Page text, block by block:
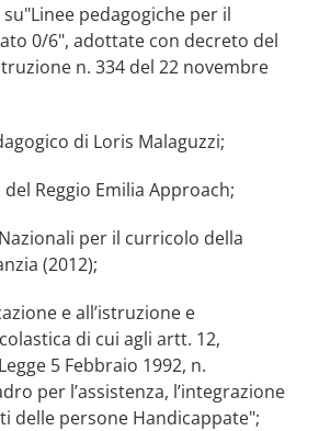
pedagogiche per il
0/6", adottate con decreto del
n. 334 del 22 novembre
di Loris Malaguzzi;
Reggio Emilia Approach;
per il curricolo della
(2012);
e all’istruzione e
di cui agli artt. 12,
5 Febbraio 1992, n.
per l’assistenza, l’integrazione
delle persone Handicappate";